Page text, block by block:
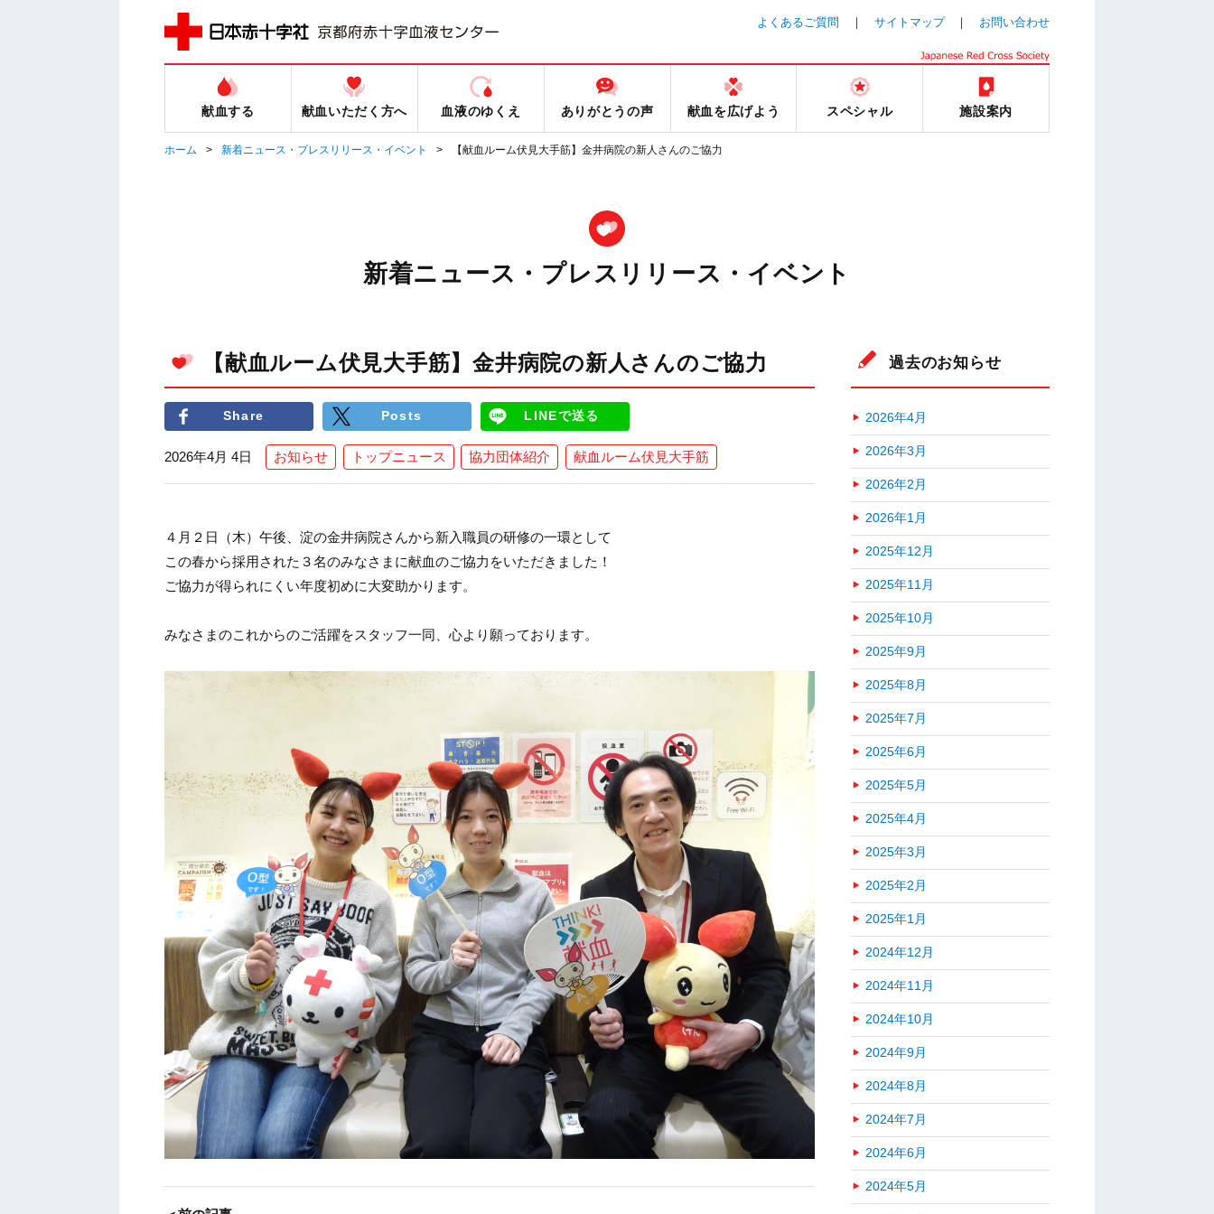
よくあるご質問 サイトマップ お問い合わせ
献血する 献血いただく方へ 血液のゆくえ ありがとうの声 献血を広げよう スペシャル 施設案内
ホーム 新着ニュース・プレスリリース・イベント 【献血ルーム伏見大手筋】金井病院の新人さんのご協力
新着ニュース・プレスリリース・イベント
【献血ルーム伏見大手筋】金井病院の新人さんのご協力
Share Posts LINEで送る
2026年4月 4日 お知らせ トップニュース 協力団体紹介 献血ルーム伏見大手筋
４月２日（木）午後、淀の金井病院さんから新入職員の研修の一環として
この春から採用された３名のみなさまに献血のご協力をいただきました！
ご協力が得られにくい年度初めに大変助かります。
みなさまのこれからのご活躍をスタッフ一同、心より願っております。
過去のお知らせ
2026年4月
2026年3月
2026年2月
2026年1月
2025年12月
2025年11月
2025年10月
2025年9月
2025年8月
2025年7月
2025年6月
2025年5月
2025年4月
2025年3月
2025年2月
2025年1月
2024年12月
2024年11月
2024年10月
2024年9月
2024年8月
2024年7月
2024年6月
2024年5月